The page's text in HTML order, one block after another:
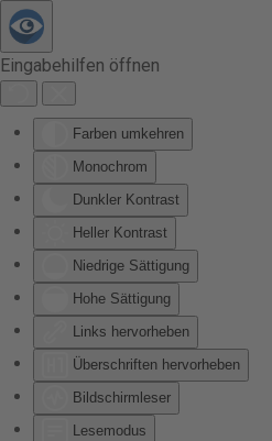
Eingabehilfen öffnen
Farben umkehren
Monochrom
Dunkler Kontrast
Heller Kontrast
Niedrige Sättigung
Hohe Sättigung
Links hervorheben
Überschriften hervorheben
Bildschirmleser
Lesemodus
Zum Hauptinhalt springen